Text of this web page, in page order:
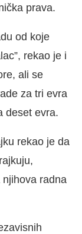
prava.
od koje
rekao je i
ali se
za tri evra
deset evra.
rekao je da
radna